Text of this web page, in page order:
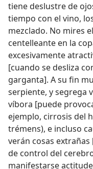
tiene deslustre de
tiempo con el vino,
mezclado. No mires
centelleante en la
excesivamente
[cuando se desliza
garganta]. A su fin
serpiente, y segrega
víbora [puede
ejemplo, cirrosis del
trémens), e incluso
verán cosas
de control del
manifestarse